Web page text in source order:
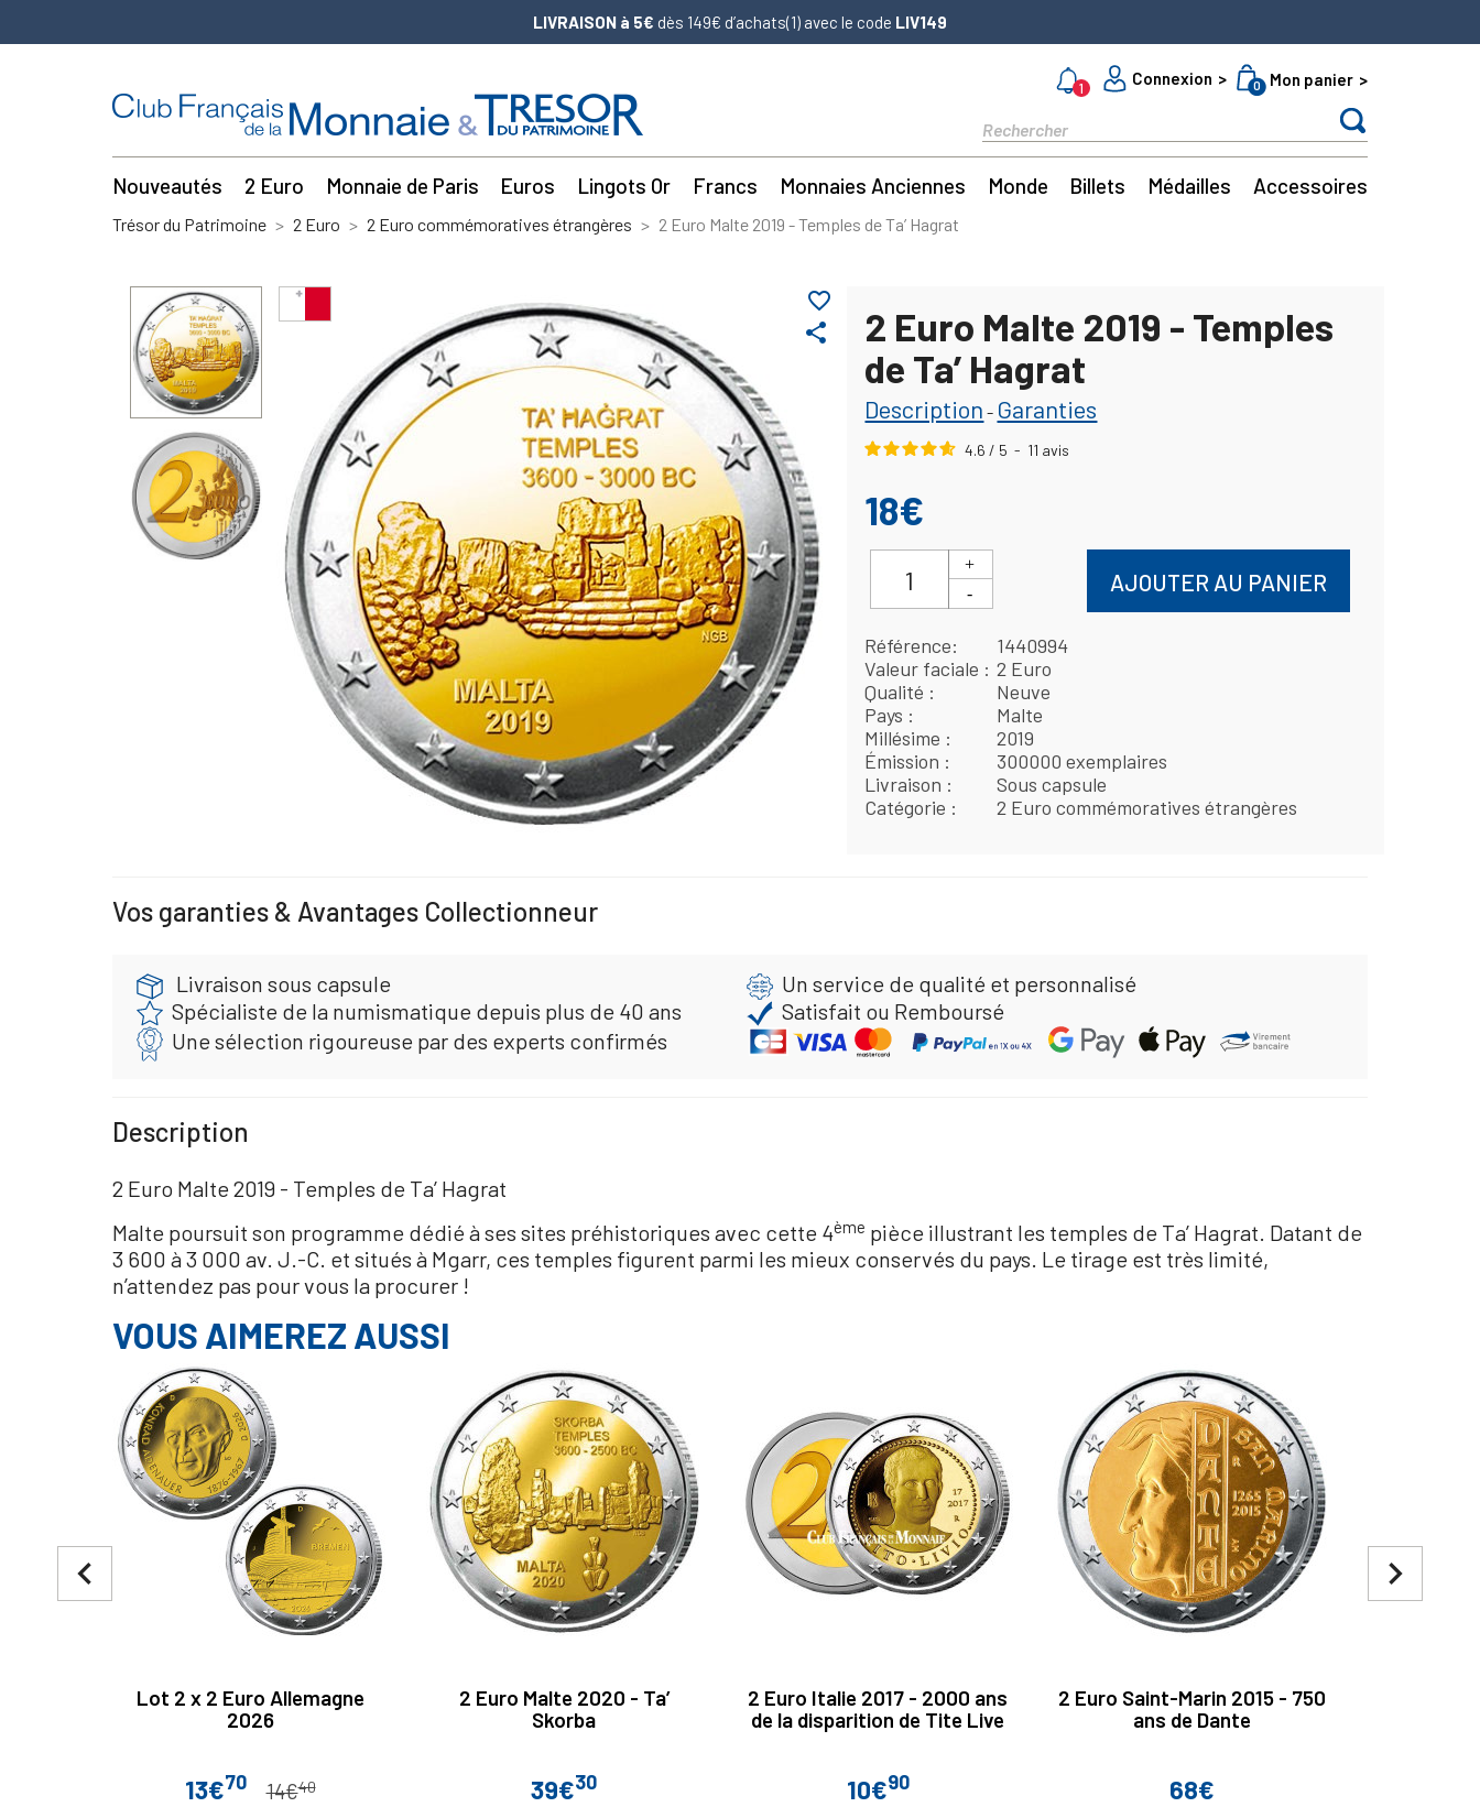
LIVRAISON à 5€ dès 149€ d’achats(1) avec le code LIV149
1
Connexion 0 Mon panier
Nouveautés 2 Euro Monnaie de Paris Euros Lingots Or Francs Monnaies Anciennes Monde Billets Médailles Accessoires
Trésor du Patrimoine 2 Euro 2 Euro commémoratives étrangères 2 Euro Malte 2019 - Temples de Ta’ Hagrat
share
favorite_border
2 Euro Malte 2019 - Temples
de Ta’ Hagrat
Description - Garanties
4.6 / 5 - 11 avis
18€
AJOUTER AU PANIER
Référence
1440994
Valeur faciale
2 Euro
Qualité
Neuve
Pays
Malte
Millésime
2019
Émission
300000 exemplaires
Livraison
Sous capsule
Catégorie
2 Euro commémoratives étrangères
Vos garanties & Avantages Collectionneur
Livraison sous capsule
Un service de qualité et personnalisé
Spécialiste de la numismatique depuis plus de 40 ans
Satisfait ou Remboursé
Une sélection rigoureuse par des experts confirmés
Description
2 Euro Malte 2019 - Temples de Ta’ Hagrat
Malte poursuit son programme dédié à ses sites préhistoriques avec cette 4ème pièce illustrant les temples de Ta’ Hagrat. Datant de
3 600 à 3 000 av. J.-C. et situés à Mgarr, ces temples figurent parmi les mieux conservés du pays. Le tirage est très limité,
n’attendez pas pour vous la procurer !
VOUS AIMEREZ AUSSI
Lot 2 x 2 Euro Allemagne
2026
Prix
13€70 Prix de base
14€40
2 Euro Malte 2020 - Ta’
Skorba
Prix
39€30
2 Euro Italie 2017 - 2000 ans
de la disparition de Tite Live
Prix
10€90
2 Euro Saint-Marin 2015 - 750
ans de Dante
Prix
68€
navigate_next
navigate_before